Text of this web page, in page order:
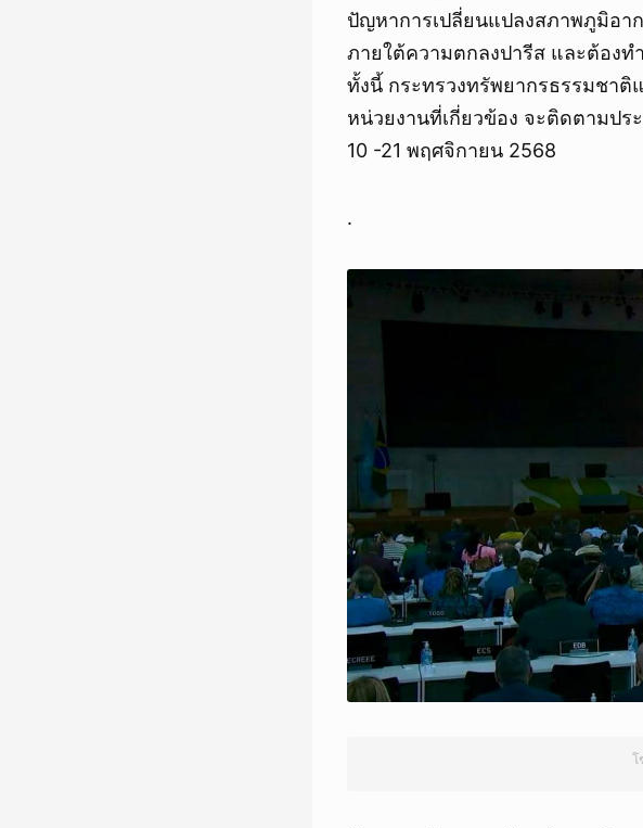
ปัญหาการเปลี่ยนแปลงสภาพภูมิอา
ภายใต้ความตกลงปารีส และต้อง
ทั้งนี้ กระทรวงทรัพยากรธรรมชาติ
หน่วยงานที่เกี่ยวข้อง จะติดตามปร
10 -21 พฤศจิกายน 2568
.
โ